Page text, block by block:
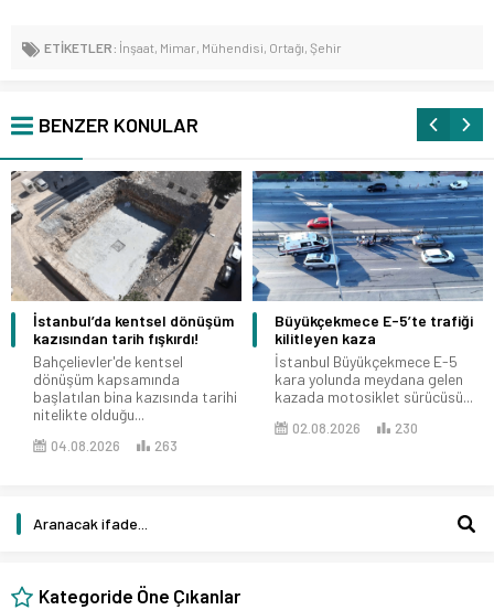
ETİKETLER: İnşaat, Mimar, Mühendisi, Ortağı, Şehir
BENZER KONULAR
İstanbul’da kentsel dönüşüm
kazısından tarih fışkırdı!
Bahçelievler'de kentsel
dönüşüm kapsamında
başlatılan bina kazısında tarihi
nitelikte olduğu...
04.08.2026 263
Büyükçekmece E-5’te trafiği
kilitleyen kaza
İstanbul Büyükçekmece E-5
kara yolunda meydana gelen
kazada motosiklet sürücüsü...
02.08.2026 230
Kategoride Öne Çıkanlar